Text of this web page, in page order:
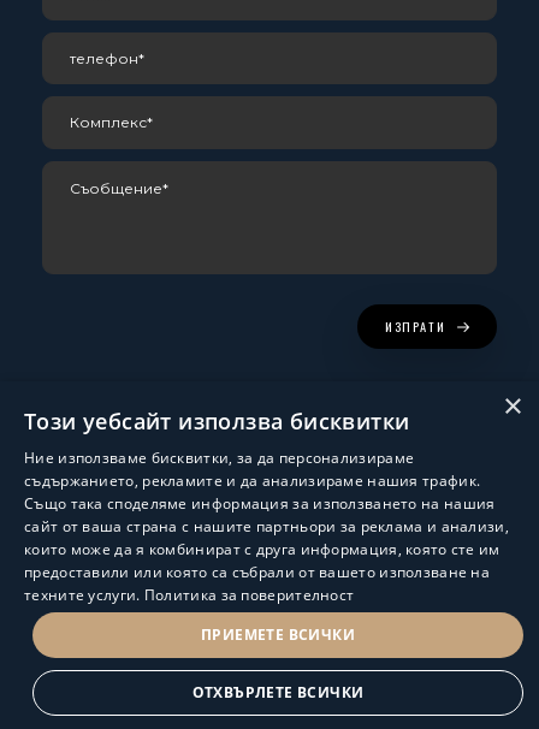
ИЗПРАТИ
Изработка и поддръжка:ShalomDev.com
© Hus Estate 2022. All Rights Reserved.Общи условия за ползване
×
Този уебсайт използва бисквитки
Ние използваме бисквитки, за да персонализираме
съдържанието, рекламите и да анализираме нашия трафик.
Също така споделяме информация за използването на нашия
сайт от ваша страна с нашите партньори за реклама и анализи,
които може да я комбинират с друга информация, която сте им
предоставили или която са събрали от вашето използване на
техните услуги. Политика за поверителност
ПРИЕМЕТЕ ВСИЧКИ
ОТХВЪРЛЕТЕ ВСИЧКИ